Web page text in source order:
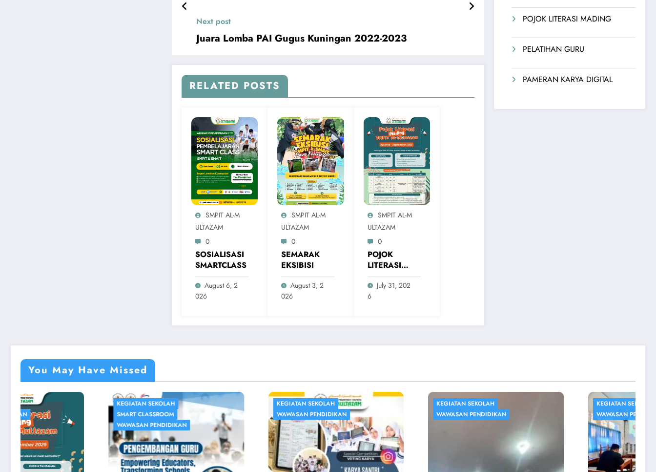
Next post
Juara Lomba PAI Gugus Kuningan 2022-2023
RELATED POSTS
SMPIT AL-M
ULTAZAM
0
SOSIALISASI
SMARTCLASS
August 6, 2
026
SMPIT AL-M
ULTAZAM
0
SEMARAK
EKSIBISI
August 3, 2
026
SMPIT AL-M
ULTAZAM
0
POJOK
LITERASI
MADING
July 31, 202
6
POJOK LITERASI MADING
PELATIHAN GURU
PAMERAN KARYA DIGITAL
You May Have Missed
KEGIATAN SEKOLAH
SMART CLASSROOM
WAWASAN PENDIDIKAN
KEGIATAN SEKOLAH
WAWASAN PENDIDIKAN
KEGIATAN SEKOLAH
WAWASAN PENDIDIKAN